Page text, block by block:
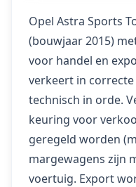
Opel Astra Sports
(bouwjaar 2015)
voor handel en
verkeert in
technisch in orde.
keuring voor
geregeld worden
margewagens zijn
voertuig. Export